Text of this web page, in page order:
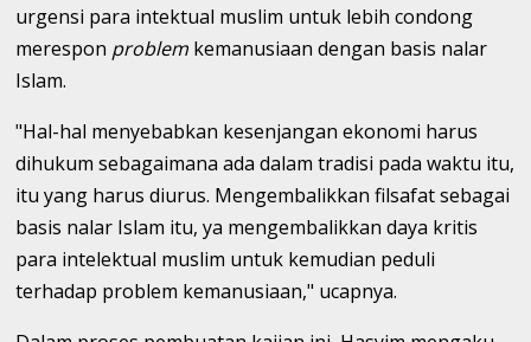
urgensi para intektual muslim untuk lebih condong
merespon problem kemanusiaan dengan basis nalar
Islam.
"Hal-hal menyebabkan kesenjangan ekonomi harus
dihukum sebagaimana ada dalam tradisi pada waktu itu,
itu yang harus diurus. Mengembalikkan filsafat sebagai
basis nalar Islam itu, ya mengembalikkan daya kritis
para intelektual muslim untuk kemudian peduli
terhadap problem kemanusiaan," ucapnya.